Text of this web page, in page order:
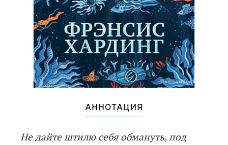
АННОТАЦИЯ
Не дайте штилю себя обмануть, под